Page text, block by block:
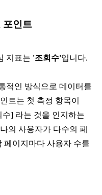
포인트
지표는 '조회수'입니다.
적인 방식으로 데이터를
트는 첫 측정 항목이
] 라는 것을 인지하는
의 사용자가 다수의 페
페이지마다 사용자 수를